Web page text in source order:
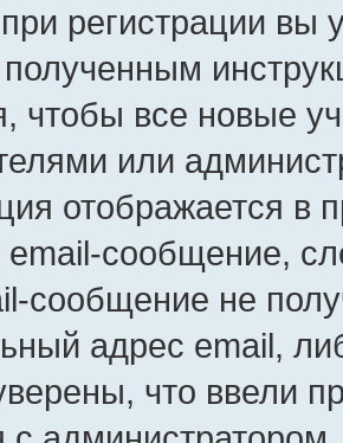
регистрации вы
полученным
чтобы все новые
или
отображается в
email-сообщение,
сообщение не
адрес email,
что ввели